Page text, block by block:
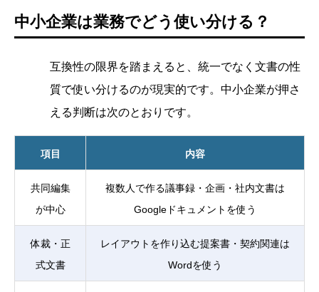
中小企業は業務でどう使い分ける？
互換性の限界を踏まえると、統一でなく文書の性
質で使い分けるのが現実的です。中小企業が押さ
える判断は次のとおりです。
項目 内容
共同編集
が中心
複数人で作る議事録・企画・社内文書は
Googleドキュメントを使う
体裁・正
式文書
レイアウトを作り込む提案書・契約関連は
Wordを使う